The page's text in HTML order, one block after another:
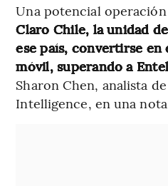
Una potencial
Claro Chile, la unidad
ese país, convertirse
móvil, superando a
Sharon Chen, analista
Intelligence, en una